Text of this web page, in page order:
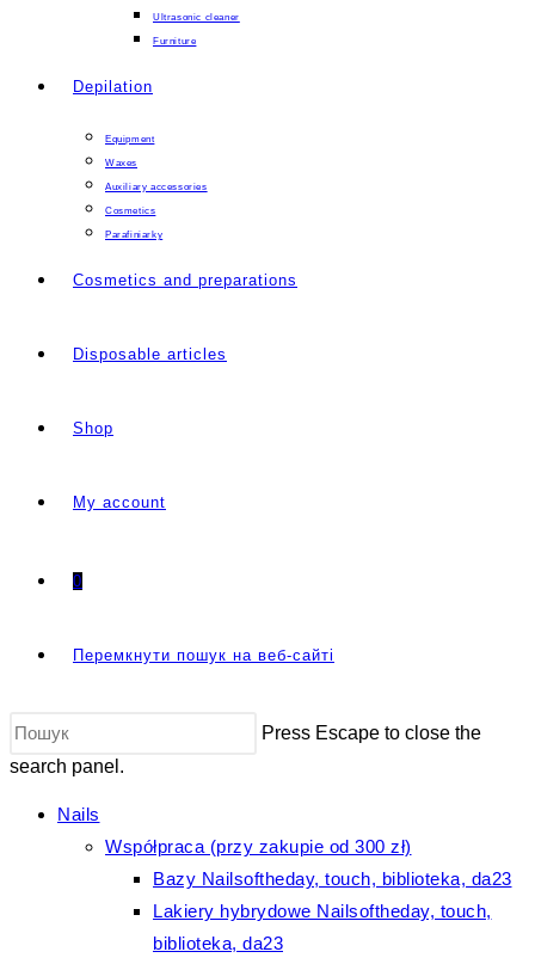
Ultrasonic cleaner
Furniture
Depilation
Equipment
Waxes
Auxiliary accessories
Cosmetics
Parafiniarky
Cosmetics and preparations
Disposable articles
Shop
My account
0
Перемкнути пошук на веб-сайті
Press Escape to close the
search panel.
Nails
Współpraca (przy zakupie od 300 zł)
Bazy Nailsoftheday, touch, biblioteka, da23
Lakiery hybrydowe Nailsoftheday, touch,
biblioteka, da23